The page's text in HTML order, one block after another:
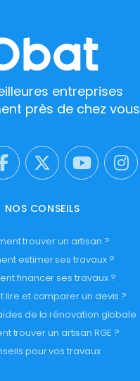
entreprises
près de chez vous
NOS CONSEILS
trouver un artisan ?
estimer ses travaux ?
financer ses travaux ?
lire et comparer un devis ?
de la rénovation globale
trouver un artisan RGE ?
pour vos travaux